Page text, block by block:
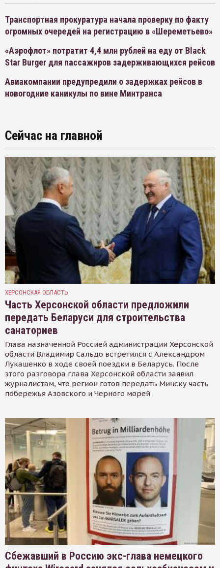
Транспортная прокуратура начала проверку по факту
огромных очередей на регистрацию в «Шереметьево»
«Аэрофлот» потратит 4,4 млн рублей на еду от Black
Star Burger для пассажиров задерживающихся рейсов
Авиакомпании предупредили о задержках рейсов в
новогодние каникулы по вине Минтранса
Сейчас на главной
ХЕРСОНСКАЯ ОБЛАСТЬ
Часть Херсонской области предложили
передать Беларуси для строительства
санаториев
Глава назначенной Россией администрации Херсонской
области Владимир Сальдо встретился с Александром
Лукашенко в ходе своей поездки в Беларусь. После
этого разговора глава Херсонской области заявил
журналистам, что регион готов передать Минску часть
побережья Азовского и Черного морей
Сбежавший в Россию экс-глава немецкого